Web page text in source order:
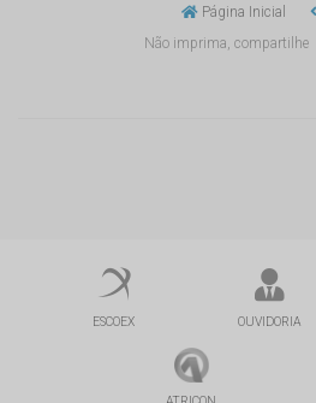
Página Inicial
Não imprima, compartilhe
ESCOEX OUVIDORIA